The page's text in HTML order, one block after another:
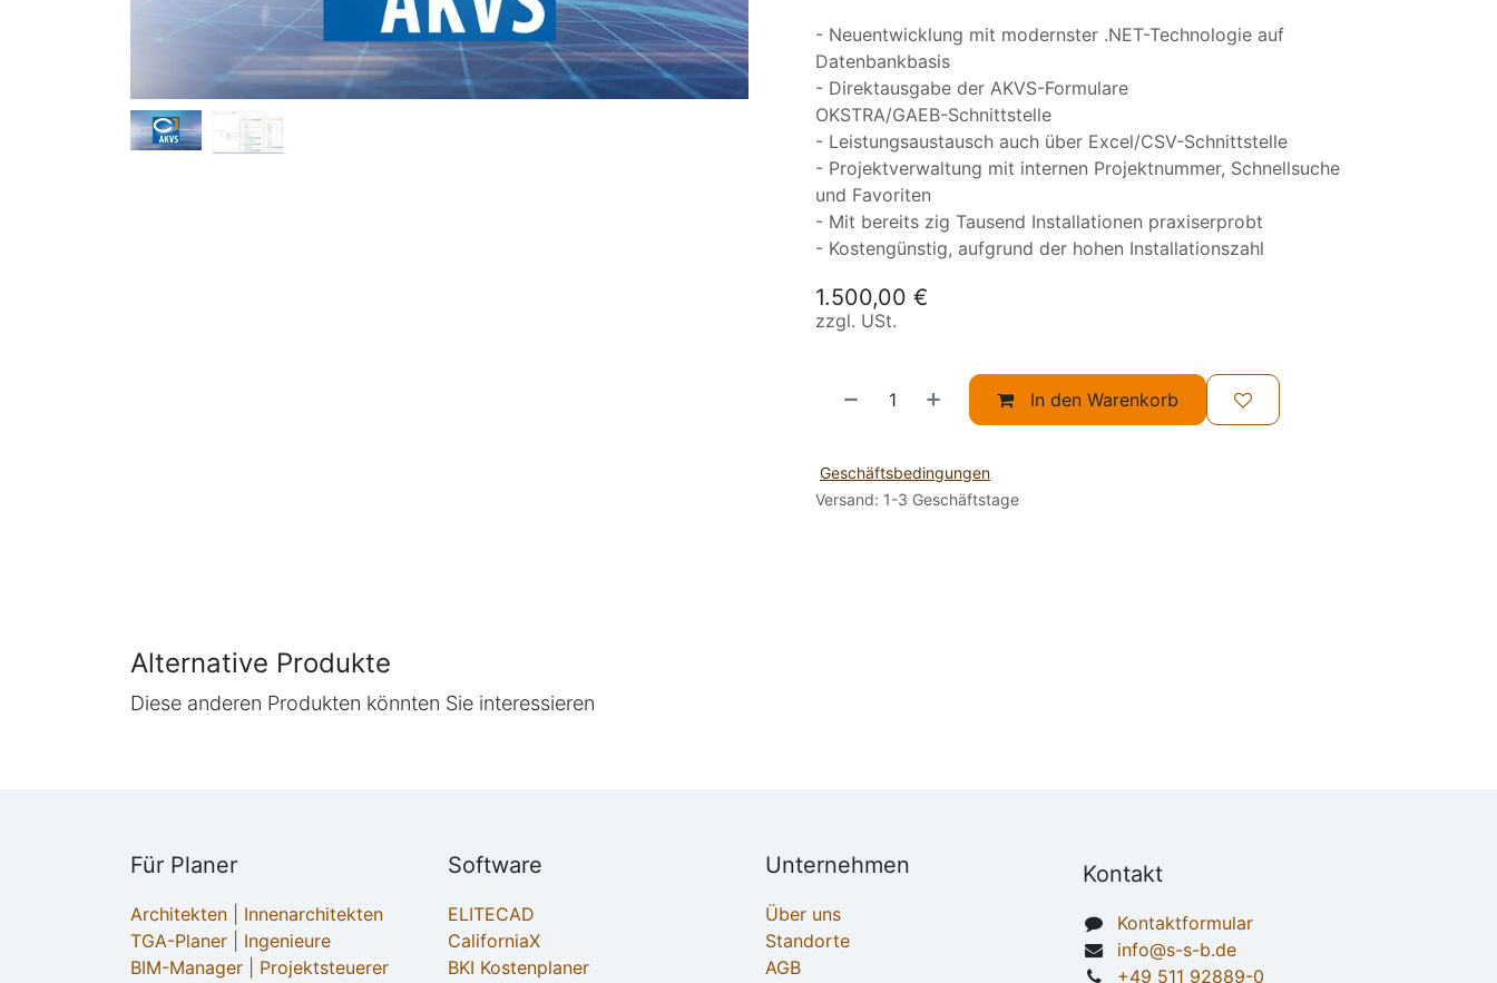
- Neuentwicklung mit modernster .NET-Technologie auf
Datenbankbasis
- Direktausgabe der AKVS-Formulare
OKSTRA/GAEB-Schnittstelle
- Leistungsaustausch auch über Excel/CSV-Schnittstelle
- Projektverwaltung mit internen Projektnummer, Schnellsuche
und Favoriten
- Mit bereits zig Tausend Installationen praxiserprobt
- Kostengünstig, aufgrund der hohen Installationszahl
1.500,00 €
zzgl. USt.
In den Warenkorb
Geschäftsbedingungen
Versand: 1-3 Geschäftstage
Alternative Produkte
Diese anderen Produkten könnten Sie interessieren
Für Planer
Architekten | Innenarchitekten
TGA-Planer | Ingenieure
BIM-Manager | Projektsteuerer
Software
ELITECAD
CaliforniaX
BKI Kostenplaner
Unternehmen
Über uns
Standorte
AGB
Kontakt
Kontaktformular
info@s-s-b.de
+49 511 92889-0